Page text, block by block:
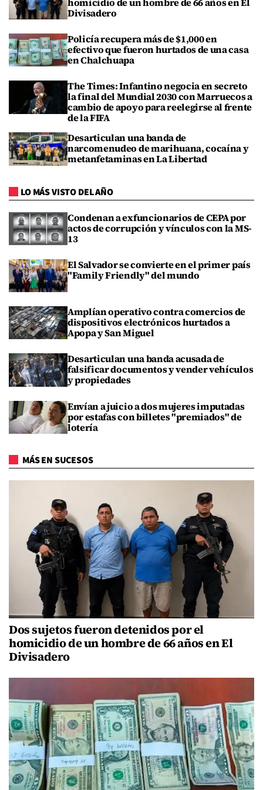
Divisadero
Policía recupera más de $1,000 en
efectivo que fueron hurtados de una casa
en Chalchuapa
The Times: Infantino negocia en secreto
la final del Mundial 2030 con Marruecos a
cambio de apoyo para reelegirse al frente
de la FIFA
Desarticulan una banda de
narcomenudeo de marihuana, cocaína y
metanfetaminas en La Libertad
LO MÁS VISTO DEL AÑO
Condenan a exfuncionarios de CEPA por
actos de corrupción y vínculos con la MS-
13
El Salvador se convierte en el primer país
"Family Friendly" del mundo
Amplían operativo contra comercios de
dispositivos electrónicos hurtados a
Apopa y San Miguel
Desarticulan una banda acusada de
falsificar documentos y vender vehículos
y propiedades
Envían a juicio a dos mujeres imputadas
por estafas con billetes "premiados" de
lotería
MÁS EN SUCESOS
Dos sujetos fueron detenidos por el
homicidio de un hombre de 66 años en El
Divisadero